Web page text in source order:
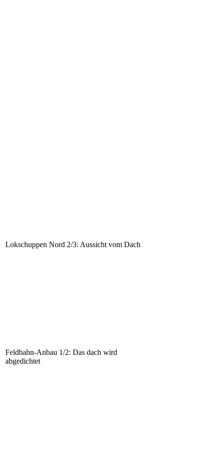
Lokschuppen Nord 2/3: Aussicht vom Dach
Feldbahn-Anbau 1/2: Das dach wird
abgedichtet